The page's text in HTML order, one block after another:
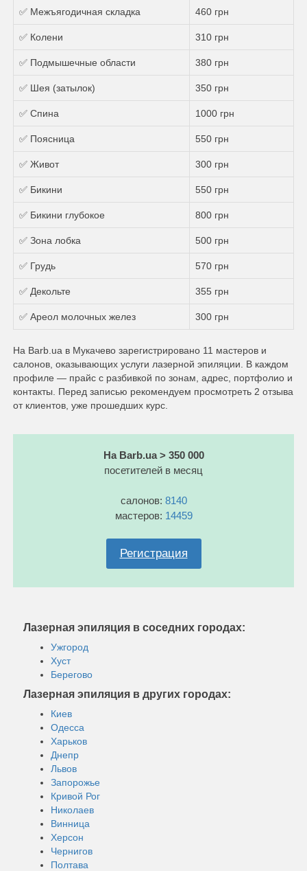
✅ Межъягодичная складка 460 грн
✅ Колени 310 грн
✅ Подмышечные области 380 грн
✅ Шея (затылок) 350 грн
✅ Спина 1000 грн
✅ Поясница 550 грн
✅ Живот 300 грн
✅ Бикини 550 грн
✅ Бикини глубокое 800 грн
✅ Зона лобка 500 грн
✅ Грудь 570 грн
✅ Декольте 355 грн
✅ Ареол молочных желез 300 грн
На Barb.ua в Мукачево зарегистрировано 11 мастеров и
салонов, оказывающих услуги лазерной эпиляции. В каждом
профиле — прайс с разбивкой по зонам, адрес, портфолио и
контакты. Перед записью рекомендуем просмотреть 2 отзыва
от клиентов, уже прошедших курс.
На Barb.ua > 350 000
посетителей в месяц
салонов: 8140
мастеров: 14459
Регистрация
Лазерная эпиляция в соседних городах:
Ужгород
Хуст
Берегово
Лазерная эпиляция в других городах:
Киев
Одесса
Харьков
Днепр
Львов
Запорожье
Кривой Рог
Николаев
Винница
Херсон
Чернигов
Полтава